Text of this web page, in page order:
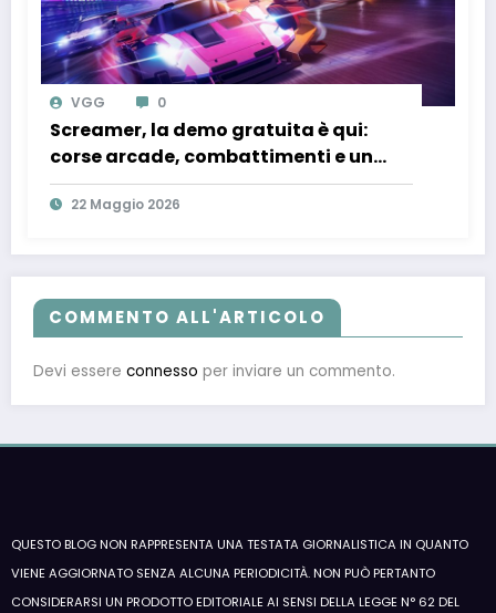
VGG 0
Screamer, la demo gratuita è qui:
corse arcade, combattimenti e un
mondo distopico anime da provare
subito
22 Maggio 2026
COMMENTO ALL'ARTICOLO
Devi essere connesso per inviare un commento.
QUESTO BLOG NON RAPPRESENTA UNA TESTATA GIORNALISTICA IN QUANTO
VIENE AGGIORNATO SENZA ALCUNA PERIODICITÀ. NON PUÒ PERTANTO
CONSIDERARSI UN PRODOTTO EDITORIALE AI SENSI DELLA LEGGE N° 62 DEL